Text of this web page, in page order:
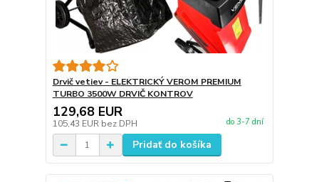
Drvič vetiev - ELEKTRICKÝ VEROM PREMIUM
TURBO 3500W DRVIČ KONTROV
129,68 EUR
105,43 EUR bez DPH do 3-7 dní
Pridať do košíka